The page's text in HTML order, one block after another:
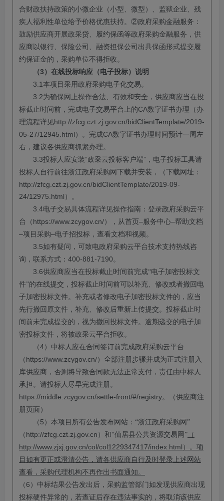
合财政扶持政策的小微企业（小型、微型）、监狱企业、残
疾人福利性单位给予价格优惠扶持。②政府采购金融服务：
鼓励供应商开展政采贷、履约保函等政府采购金融服务，供
应商以银行、保险公司、融资担保公司出具保函形式提交履
约保证金的，采购单位不得拒收。
（3 ） 在线投标响应（电子投标）说明
3.1 本项目采用政府采购电子化交易。
3.2为确保网上操作合法、有效和安全，供应商应当在投
标截止时间前，完成电子交易平台上的CA数字证书办理（办
理流程详见http://zfcg.czt.zj.gov.cn/bidClientTemplate/2019-
05-27/12945.html ）。完成CA数字证书办理时间预计一周左
右，建议各供应商抓紧办理。
3.3投标人应安装“政采云投标客户端” ，电子投标工具请
投标人自行前往浙江政府采购网下载并安装，（下载网址：
http://zfcg.czt.zj.gov.cn/bidClientTemplate/2019-09-
24/12975.html ）。
3.4电子交易具体流程详见操作指南：登录政府采购云平
台（ https://www.zcygov.cn/），从首页 –服务中心–帮助文档
–项目采购–电子招投标，查看文档和视频。
3.5如有疑问，可致电政府采购云平台技术支持热线咨
询，联系方式： 400-881-7190。
3.6供应商应当在投标截止时间前完成“电子加密投标文
件”的在线提交，投标截止时间前可以补充、修改或者撤回电
子加密投标文件。补充或者修改电子加密投标文件的，应当
先行撤回原文件 ，补充、修改后重新上传提交。 投标截止时
间前未完成提交的，视为撤回 投标文件。逾期递交的电子加
密投标文件，将被政采云平台拒收。
（4） 中标人应在合同签订前完成政府采购云平台
（ https://www.zcygov.cn/）全部注册步骤并成为正式注册入
库供应商，否则将导致合同款无法正常支付，责任由中标人
承担。请投标人尽早完成注册。
https://middle.zcygov.cn/settle-front/#/registry。（供应商注
册页面）
（ 5 ）本项目所有公告发布网站：“浙江政府采购网”
（ http://zfcg.czt.zj.gov.cn ）和“仙居县公共资源交易网” （
http://www.zjxj.gov.cn/col/col1229347417/index.html ）。项
目如有更正或澄清公告，请各供应商自行及时登录 上述网站
查看，采购代理机构不再作出书面通知。
（ 6 ）中标结果公告发出后，采购监管部门如发现供应商出现
投标硬件异常的，若查证后存在违法事实的，将取消该供应